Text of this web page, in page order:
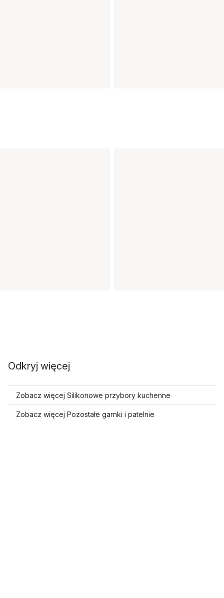
Odkryj więcej
Zobacz więcej Silikonowe przybory kuchenne
Zobacz więcej Pozostałe garnki i patelnie